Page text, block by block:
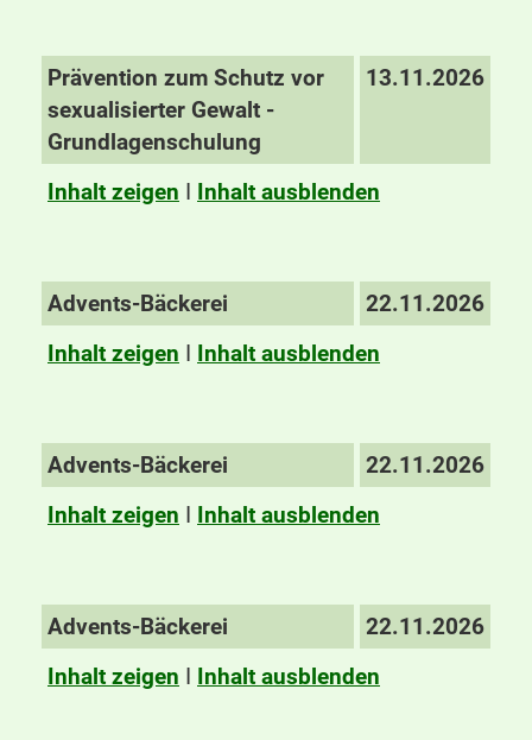
Prävention zum Schutz vor
sexualisierter Gewalt -
Grundlagenschulung
13.11.2026
Inhalt zeigen I Inhalt ausblenden
Advents-Bäckerei
22.11.2026
Inhalt zeigen I Inhalt ausblenden
Advents-Bäckerei
22.11.2026
Inhalt zeigen I Inhalt ausblenden
Advents-Bäckerei
22.11.2026
Inhalt zeigen I Inhalt ausblenden